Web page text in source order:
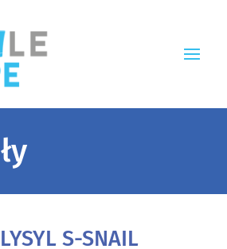
S-SNAIL